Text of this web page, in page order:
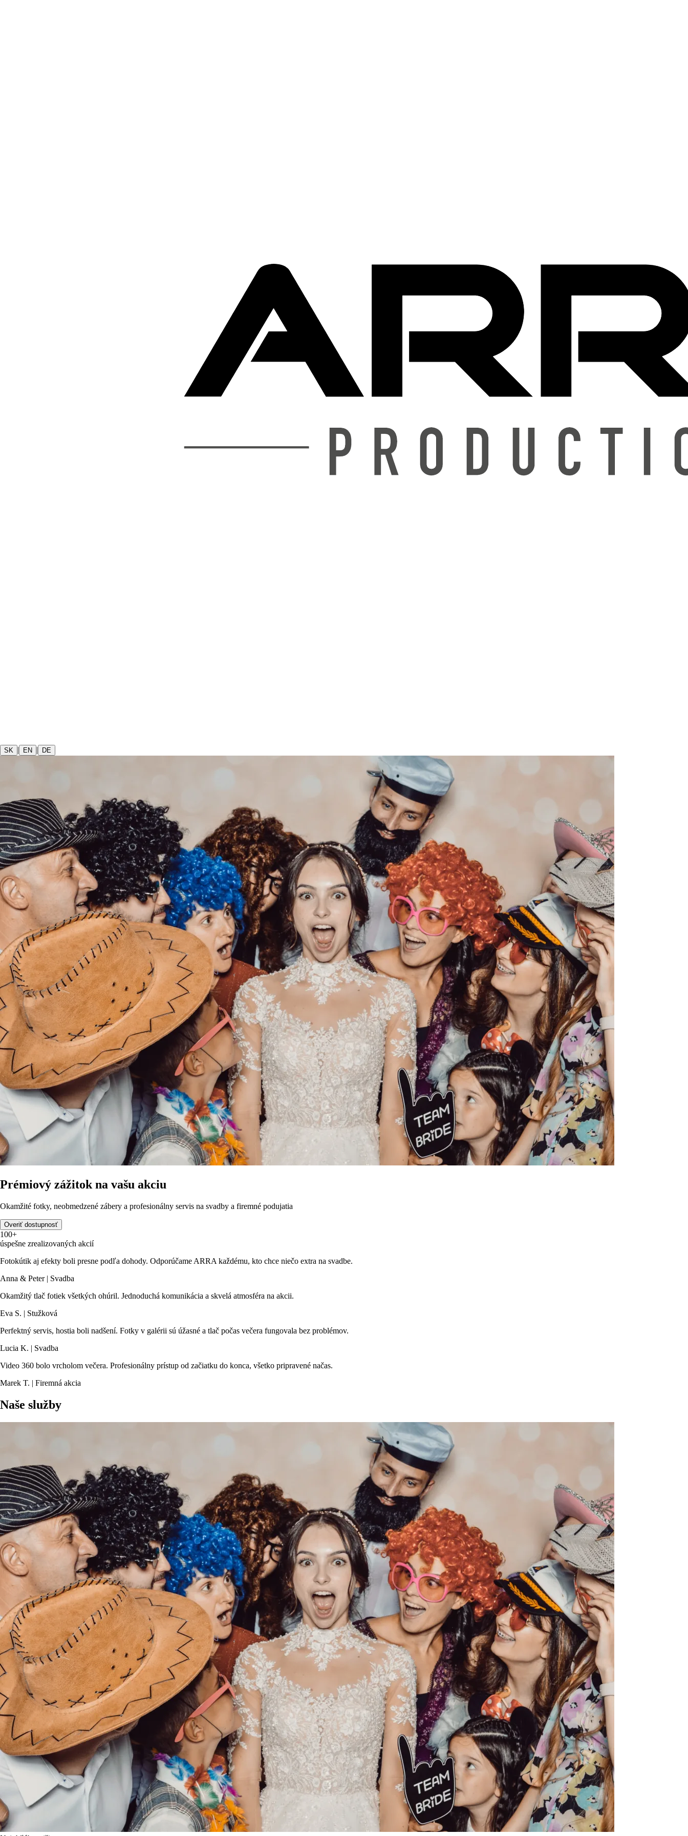
SK | EN | DE
Prémiový zážitok na vašu akciu
Okamžité fotky, neobmedzené zábery a profesionálny servis na svadby a firemné podujatia
Overiť dostupnosť
100+
úspešne zrealizovaných akcií
Fotokútik aj efekty boli presne podľa dohody. Odporúčame ARRA každému, kto chce niečo extra na svadbe.
Anna & Peter | Svadba
Okamžitý tlač fotiek všetkých ohúril. Jednoduchá komunikácia a skvelá atmosféra na akcii.
Eva S. | Stužková
Perfektný servis, hostia boli nadšení. Fotky v galérii sú úžasné a tlač počas večera fungovala bez problémov.
Lucia K. | Svadba
Video 360 bolo vrcholom večera. Profesionálny prístup od začiatku do konca, všetko pripravené načas.
Marek T. | Firemná akcia
Naše služby